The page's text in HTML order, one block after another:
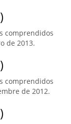
comprendidos
de 2013.
comprendidos
de 2012.